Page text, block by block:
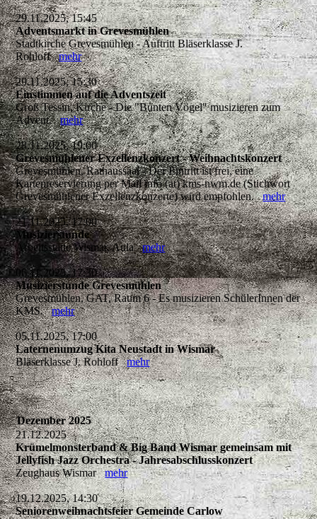
29.11.2025, 15:45
Adventsmarkt in Grevesmühlen
Stadtkirche Grevesmühlen - Auftritt Bläserklasse J.
Rohloffmehr
29.11.2025, 15:30
Einstimmen auf die Adventszeit
Groß Tessin, Kirche - Die "Bunten Vögel" musizieren zum
Advent.mehr
28.11.2025, 19:00
Grevesmühlener Exzellenzkonzert - Weihnachtskonzert
Grevesmühlen, Rathaussaal - Der Eintritt ist frei, eine
Kartenreservierung per Mail info (at) kms-nwm.de (Stichwort
Grevesmühlener Exzellenzkonzerte) wird empfohlen.mehr
21.11.2025, 17:00
Musizierstunde
Arbeitsstätte Wismar, Aulamehr
06.11.2025, 17:30
Musizierstunde Grevesmühlen
Grevesmühlen, GAT, Raum 6 - Es musizieren SchülerInnen der
KMS.mehr
05.11.2025, 17:00
Laternenumzug Kita Neustadt in Wismar
Bläserklasse J. Rohloffmehr
Dezember 2025
21.12.2025
Krümelmonsterband & Big Band Wismar gemeinsam mit
Jellyfish Jazz Orchestra - Jahresabschlusskonzert
Zeughaus Wismarmehr
19.12.2025, 14:30
Seniorenweihnachtsfeier Gemeinde Carlow